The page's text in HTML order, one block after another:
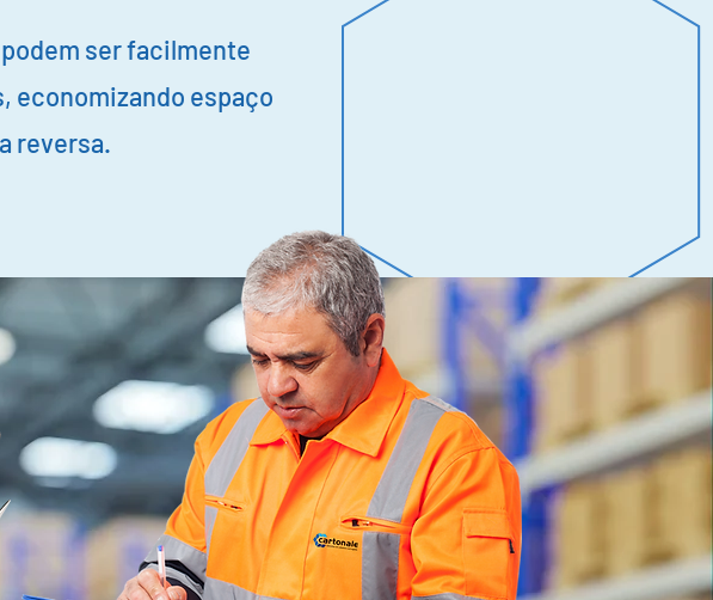
ser facilmente
economizando espaço
reversa.